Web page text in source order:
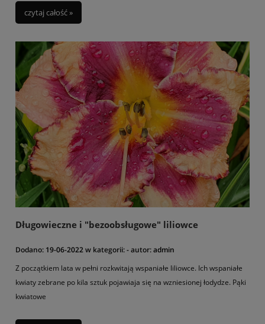
wydziela przyjemną woń (zioła czy aromatyczne kwiaty bylin) i wabi
ekologicznego punktu oszczędzamy wodę. Podlewanie jest
ograniczone do minimum lub nawet zbyteczne a poprzez
zacienienie ziemi ograniczamy jej parowanie.
Uwzględniając tego typu warunki atmosferyczne można
zaprojektować ogród ukształtowany przez klimat. Dobór odpornych
na palące słońce roślin, znoszących długotrwałą suszę pozwala
zaprojektować indywidulany ogród o śródziemnomorskim lub nawet
subtropikalnym stylu.
Jakie zatem wybrać rośliny? W naszym sklepie znajdą Państwo
cudownie pachnące jeżówki, juki,pustynniki
krwawniki,ostróżki, trawy . Ponadto posiadamy w ofercie inne
byliny o śródziemnomorskim charakterze np.akanty.
Wiele ciekawym bylin znajdą Państwo w kategorii
czytaj całość »
Długowieczne i "bezoobsługowe" liliowce
Dodano: 19-06-2022w kategorii:-autor:admin
Z początkiem lata w pełni rozkwitają wspaniałe liliowce. Ich wspaniałe
kwiaty zebrane po kila sztuk pojawiaja się na wzniesionej łodydze. Pąki
kwiatowe